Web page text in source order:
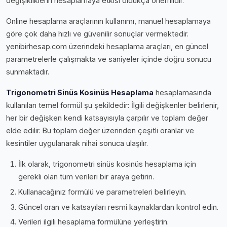
Online hesaplama araçlarının kullanımı, manuel hesaplamaya
göre çok daha hızlı ve güvenilir sonuçlar vermektedir.
yenibirhesap.com üzerindeki hesaplama araçları, en güncel
parametrelerle çalışmakta ve saniyeler içinde doğru sonucu
sunmaktadır.
Trigonometri Sinüs Kosinüs Hesaplama hesaplamasında
kullanılan temel formül şu şekildedir: İlgili değişkenler belirlenir,
her bir değişken kendi katsayısıyla çarpılır ve toplam değer
elde edilir. Bu toplam değer üzerinden çeşitli oranlar ve
kesintiler uygulanarak nihai sonuca ulaşılır.
İlk olarak, trigonometri sinüs kosinüs hesaplama için
gerekli olan tüm verileri bir araya getirin.
Kullanacağınız formülü ve parametreleri belirleyin.
Güncel oran ve katsayıları resmi kaynaklardan kontrol edin.
Verileri ilgili hesaplama formülüne yerleştirin.